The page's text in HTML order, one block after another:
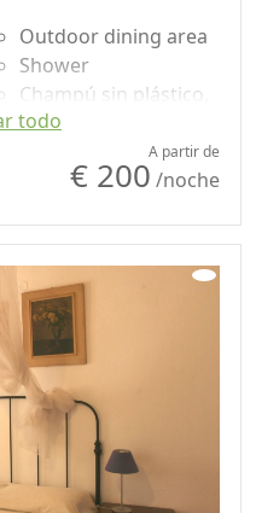
Outdoor dining area
Shower
Champú sin plástico,
no monodosis
Garden view
Own entrance
todo
A partir de
€ 200 /noche